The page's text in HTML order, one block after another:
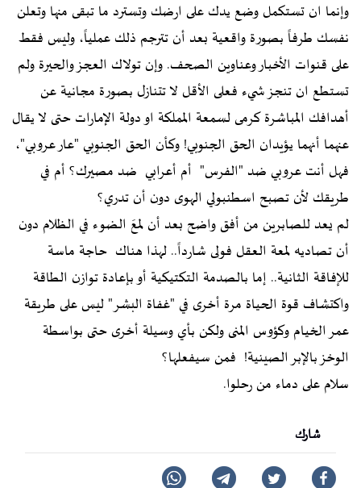
وإنما ان تستكمل وضع يدك على ارضك وتسترد ما تبقى منها وتعلن
نفسك طرفاً بصورة واقعية بعد أن تترجم ذلك عملياً، وليس فقط
على قنوات الأخبار وعناوين الصحف. وإن تولاك العجز والحيرة ولم
تستطع ان تنجز شيء فعلى الأقل لا تتنازل بصورة مجانية عن
أهدافك المباشرة كرمى لسمعة المملكة او دولة الإمارات حتى لا يقال
عنهما أنهما يؤيدان الحق الجنوبي! وكأن الحق الجنوبي "عار عروبي"،
فهل أنت عروبي ضد "الفرس" أم أعرابي ضد مصيرك؟ أم في
طريقك لأن تصبح اسطنبولي الهوى دون أن تدري؟
لم يعد للصابرين من أفق واضح بعد أن لمعَ الضوء في الظلام دون
أن تصاديه لمعة العقل فولى شارداً.. لهذا هناك حاجة ماسة
للإفاقة الثانية.. إما بالصدمة التكتيكية أو بإعادة توازن الطاقة
واكتشاف قوة الحياة مرة أخرى في "غفاة البشر" ليس على طريقة
عمر الخيام وكؤوس المنى ولكن بأي وسيلة أخرى حتى بواسطة
الوخز بالإبر الصينية! فمن سيفعلها؟
سلام على دماء من رحلوا.
شارك